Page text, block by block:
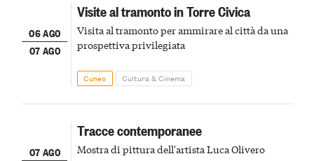
06 AGO
07 AGO
Visite al tramonto in Torre Civica
Visita al tramonto per ammirare al città da una
prospettiva privilegiata
Cuneo Cultura & Cinema
07 AGO
Tracce contemporanee
Mostra di pittura dell'artista Luca Olivero